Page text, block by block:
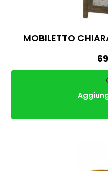
MOBILETTO